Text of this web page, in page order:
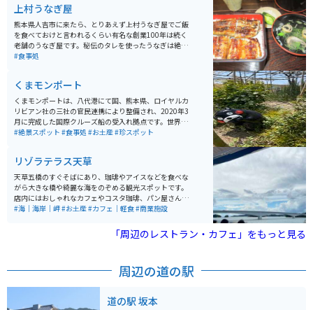
上村うなぎ屋
熊本県人吉市に来たら、とりあえず上村うなぎ屋でご飯
を食べておけと言われるくらい有名な創業100年は続く
老舗のうなぎ屋です。秘伝のタレを使ったうなぎは絶品
です。県内外から多くのお客さんでにぎわう人吉市の人
#食事処
くまモンポート
くまモンポートは、八代港にて国、熊本県、ロイヤルカ
リビアン社の三社の官民連携により整備され、2020年3
月に完成した国際クルーズ船の受入れ拠点です。世界最
大級（22万トン級）のクルーズ船を受け入れることが想
くまモンをテーマとした公園が併設されています。「く
まモンパーク」には大小84体のくまモン像、「くまモン
合唱隊」、「十二支くまモン」、日本庭園などがあり、
くまモングッズや八代の特産品も販売されています。
#絶景スポット #食事処 #お土産#珍スポット
リゾラテラス天草
天草五橋のすぐそばにあり、珈琲やアイスなどを食べな
がら大きな橋や綺麗な海をのぞめる観光スポットです。
店内にはおしゃれなカフェやコスタ珈琲、パン屋さんな
どが入っており、軽く軽食を取ることもできます。お土
ったり、リゾート地ならではの雑貨などを買うこともで
#海｜海岸｜岬#お土産#カフェ｜軽食#商業施設
「周辺のレストラン・カフェ」をもっと見る
周辺の道の駅
道の駅 坂本